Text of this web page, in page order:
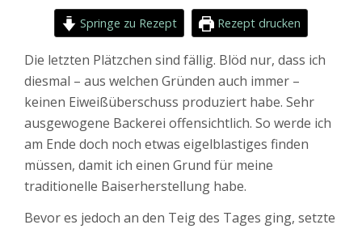
Springe zu Rezept Rezept drucken
Die letzten Plätzchen sind fällig. Blöd nur, dass ich
diesmal – aus welchen Gründen auch immer –
keinen Eiweißüberschuss produziert habe. Sehr
ausgewogene Backerei offensichtlich. So werde ich
am Ende doch noch etwas eigelblastiges finden
müssen, damit ich einen Grund für meine
traditionelle Baiserherstellung habe.
Bevor es jedoch an den Teig des Tages ging, setzte